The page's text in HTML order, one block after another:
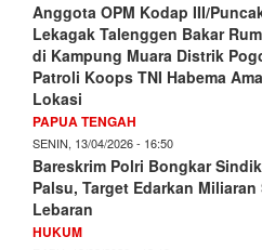
Anggota OPM Kodap III/
Lekagak Talenggen Bakar
di Kampung Muara Distrik
Patroli Koops TNI Habema
Lokasi
PAPUA TENGAH
SENIN, 13/04/2026 - 16:50
Bareskrim Polri Bongkar
Palsu, Target Edarkan Miliaran
Lebaran
HUKUM